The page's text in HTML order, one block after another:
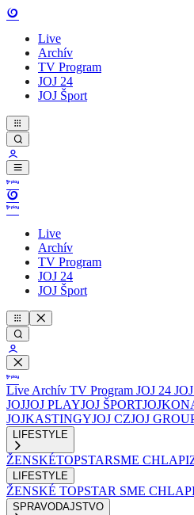
Live
Archív
TV Program
JOJ 24
JOJ Šport
Live
Archív
TV Program
JOJ 24
JOJ Šport
Live Archív TV Program JOJ 24
JOJJOJ PLAYJOJ ŠPORTJOJKO
JOJKASTINGYJOJ CZJOJ
LIFESTYLE
ŽENSKÉTOPSTARSME CHLAPI
LIFESTYLE
ŽENSKÉ TOPSTAR SME
SPRAVODAJSTVO